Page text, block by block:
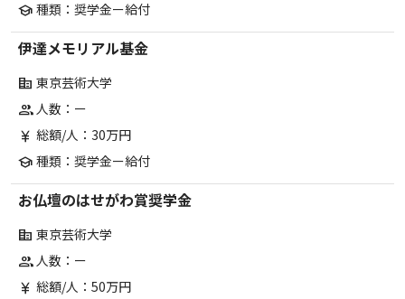
school 種類：奨学金ー給付
伊達メモリアル基金
corporate_fare 東京芸術大学
group人数：ー
currency_yen 総額/人：30万円
school 種類：奨学金ー給付
お仏壇のはせがわ賞奨学金
corporate_fare 東京芸術大学
group人数：ー
currency_yen 総額/人：50万円